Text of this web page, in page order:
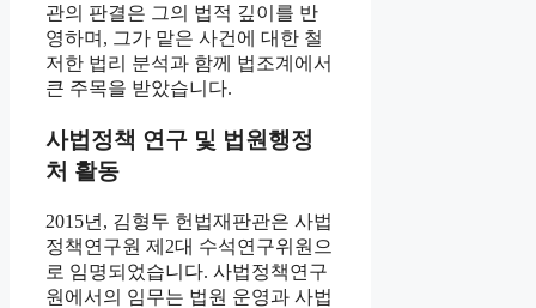
관의 판결은 그의 법적 깊이를 반
영하며, 그가 맡은 사건에 대한 철
저한 법리 분석과 함께 법조계에서
큰 주목을 받았습니다.
사법정책 연구 및 법원행정
처 활동
2015년, 김형두 헌법재판관은 사법
정책연구원 제2대 수석연구위원으
로 임명되었습니다. 사법정책연구
원에서의 임무는 법원 운영과 사법